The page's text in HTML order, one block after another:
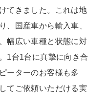
てきました。これは地
、国産車から輸入車、
幅広い車種と状態に対
1台1台に真摯に向き合
ーターのお客様も多
てご依頼いただける実